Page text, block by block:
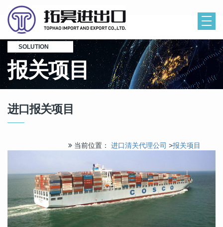
SOLUTION
报关项目
进口报关项目
当前位置： 进口清关代理公司 >报关项目